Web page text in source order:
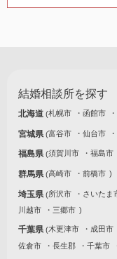
結婚相談所を探す
北海道 札幌市 函館市
宮城県 富谷市 仙台市
福島県 須賀川市 福島市
群馬県 高崎市 前橋市
埼玉県 所沢市 さいたま
川越市
三郷市
千葉県 木更津市 成田市
佐倉市
長生郡 千葉市